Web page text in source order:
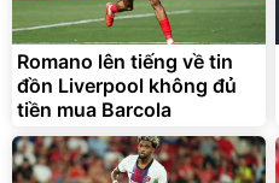
Romano lên tiếng về tin
đồn Liverpool không đủ
tiền mua Barcola